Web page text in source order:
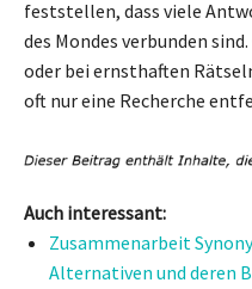
feststellen, dass viele
des Mondes verbunden
oder bei ernsthaften
oft nur eine Recherche
Auch interessant:
Zusammenarbeit
Alternativen und deren